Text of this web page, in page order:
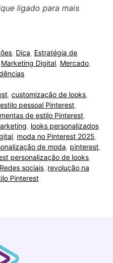
ligado para mais
, Dica, Estratégia de
Marketing Digital, Mercado,
, customização de looks,
estilo pessoal Pinterest,
de estilo Pinterest,
, looks personalizados
, moda no Pinterest 2025,
de moda, pinterest,
personalização de looks,
Redes sociais, revolução na
Pinterest